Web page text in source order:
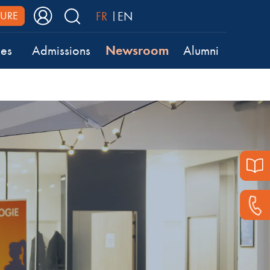
FR EN
Admissions Newsroom Alumni